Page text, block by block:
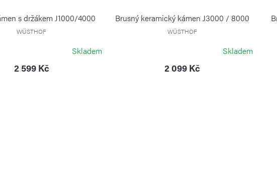
s držákem J1000/4000
WÜSTHOF
Skladem
2 599 Kč
Brusný keramický kámen J3000 / 8000
WÜSTHOF
Skladem
2 099 Kč